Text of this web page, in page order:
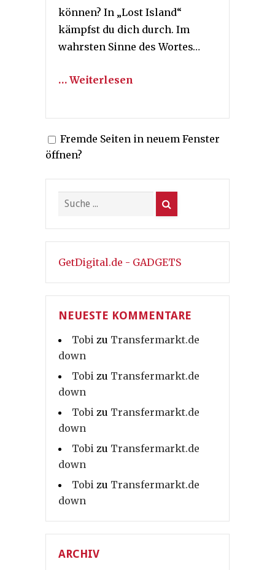
können? In „Lost Island“
kämpfst du dich durch. Im
wahrsten Sinne des Wortes…
… Weiterlesen
Fremde Seiten in neuem Fenster
öffnen?
GetDigital.de - GADGETS
NEUESTE KOMMENTARE
Tobi zu Transfermarkt.de
down
Tobi zu Transfermarkt.de
down
Tobi zu Transfermarkt.de
down
Tobi zu Transfermarkt.de
down
Tobi zu Transfermarkt.de
down
ARCHIV